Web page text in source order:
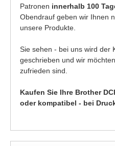
Patronen innerhalb 100
Obendrauf geben wir Ihnen
unsere Produkte.
Sie sehen - bei uns wird der
geschrieben und wir
zufrieden sind.
Kaufen Sie Ihre Brother
oder kompatibel - bei